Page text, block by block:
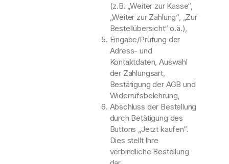
(z.B. „Weiter zur Kasse“,
„Weiter zur Zahlung“, „Zur
Bestellübersicht“ o.ä.),
Eingabe/Prüfung der
Adress- und
Kontaktdaten, Auswahl
der Zahlungsart,
Bestätigung der AGB und
Widerrufsbelehrung,
Abschluss der Bestellung
durch Betätigung des
Buttons „Jetzt kaufen“.
Dies stellt Ihre
verbindliche Bestellung